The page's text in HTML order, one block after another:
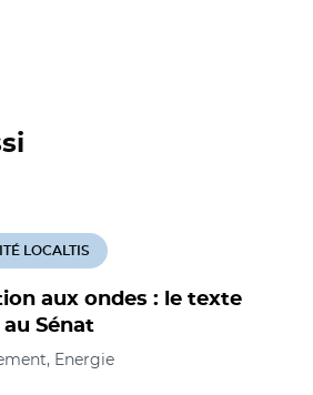
aux ondes : le texte
Sénat
LOCALTIS
Energie